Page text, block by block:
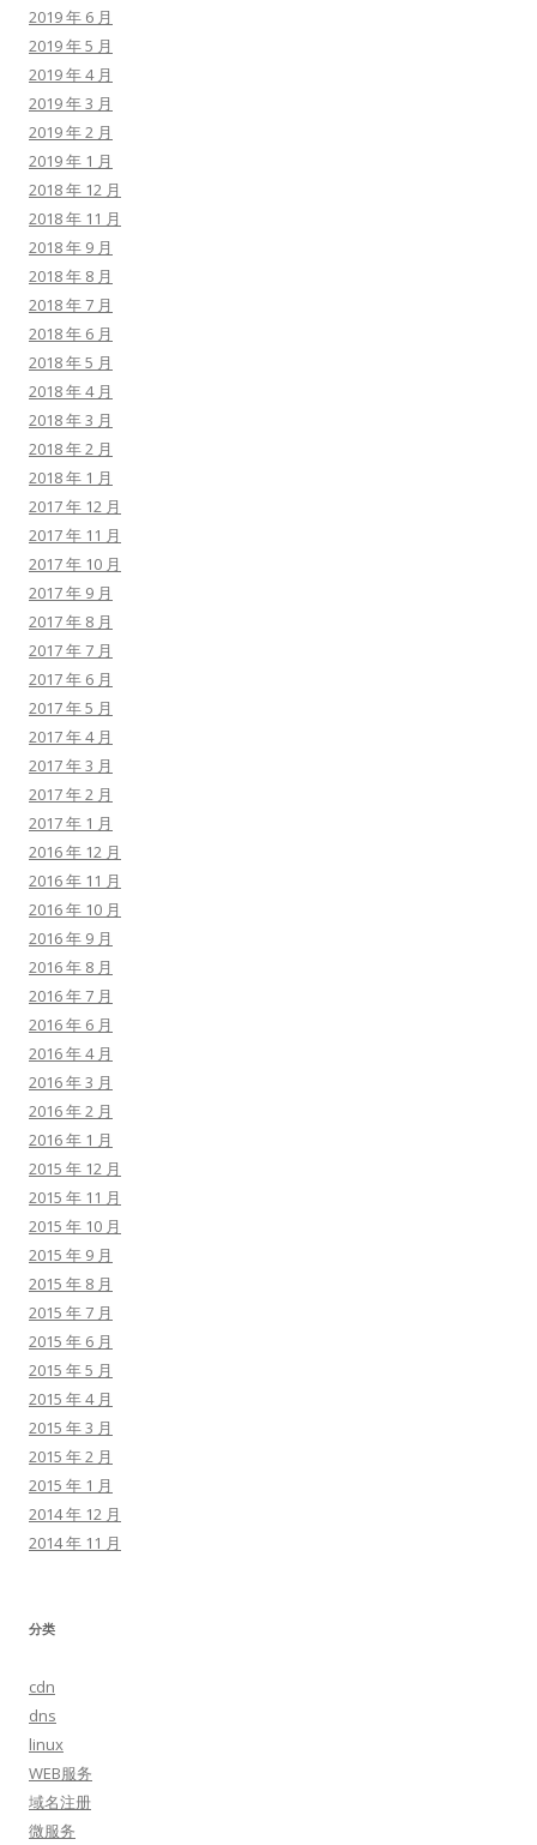
2019 年 6 月
2019 年 5 月
2019 年 4 月
2019 年 3 月
2019 年 2 月
2019 年 1 月
2018 年 12 月
2018 年 11 月
2018 年 9 月
2018 年 8 月
2018 年 7 月
2018 年 6 月
2018 年 5 月
2018 年 4 月
2018 年 3 月
2018 年 2 月
2018 年 1 月
2017 年 12 月
2017 年 11 月
2017 年 10 月
2017 年 9 月
2017 年 8 月
2017 年 7 月
2017 年 6 月
2017 年 5 月
2017 年 4 月
2017 年 3 月
2017 年 2 月
2017 年 1 月
2016 年 12 月
2016 年 11 月
2016 年 10 月
2016 年 9 月
2016 年 8 月
2016 年 7 月
2016 年 6 月
2016 年 4 月
2016 年 3 月
2016 年 2 月
2016 年 1 月
2015 年 12 月
2015 年 11 月
2015 年 10 月
2015 年 9 月
2015 年 8 月
2015 年 7 月
2015 年 6 月
2015 年 5 月
2015 年 4 月
2015 年 3 月
2015 年 2 月
2015 年 1 月
2014 年 12 月
2014 年 11 月
分类
cdn
dns
linux
WEB服务
域名注册
微服务